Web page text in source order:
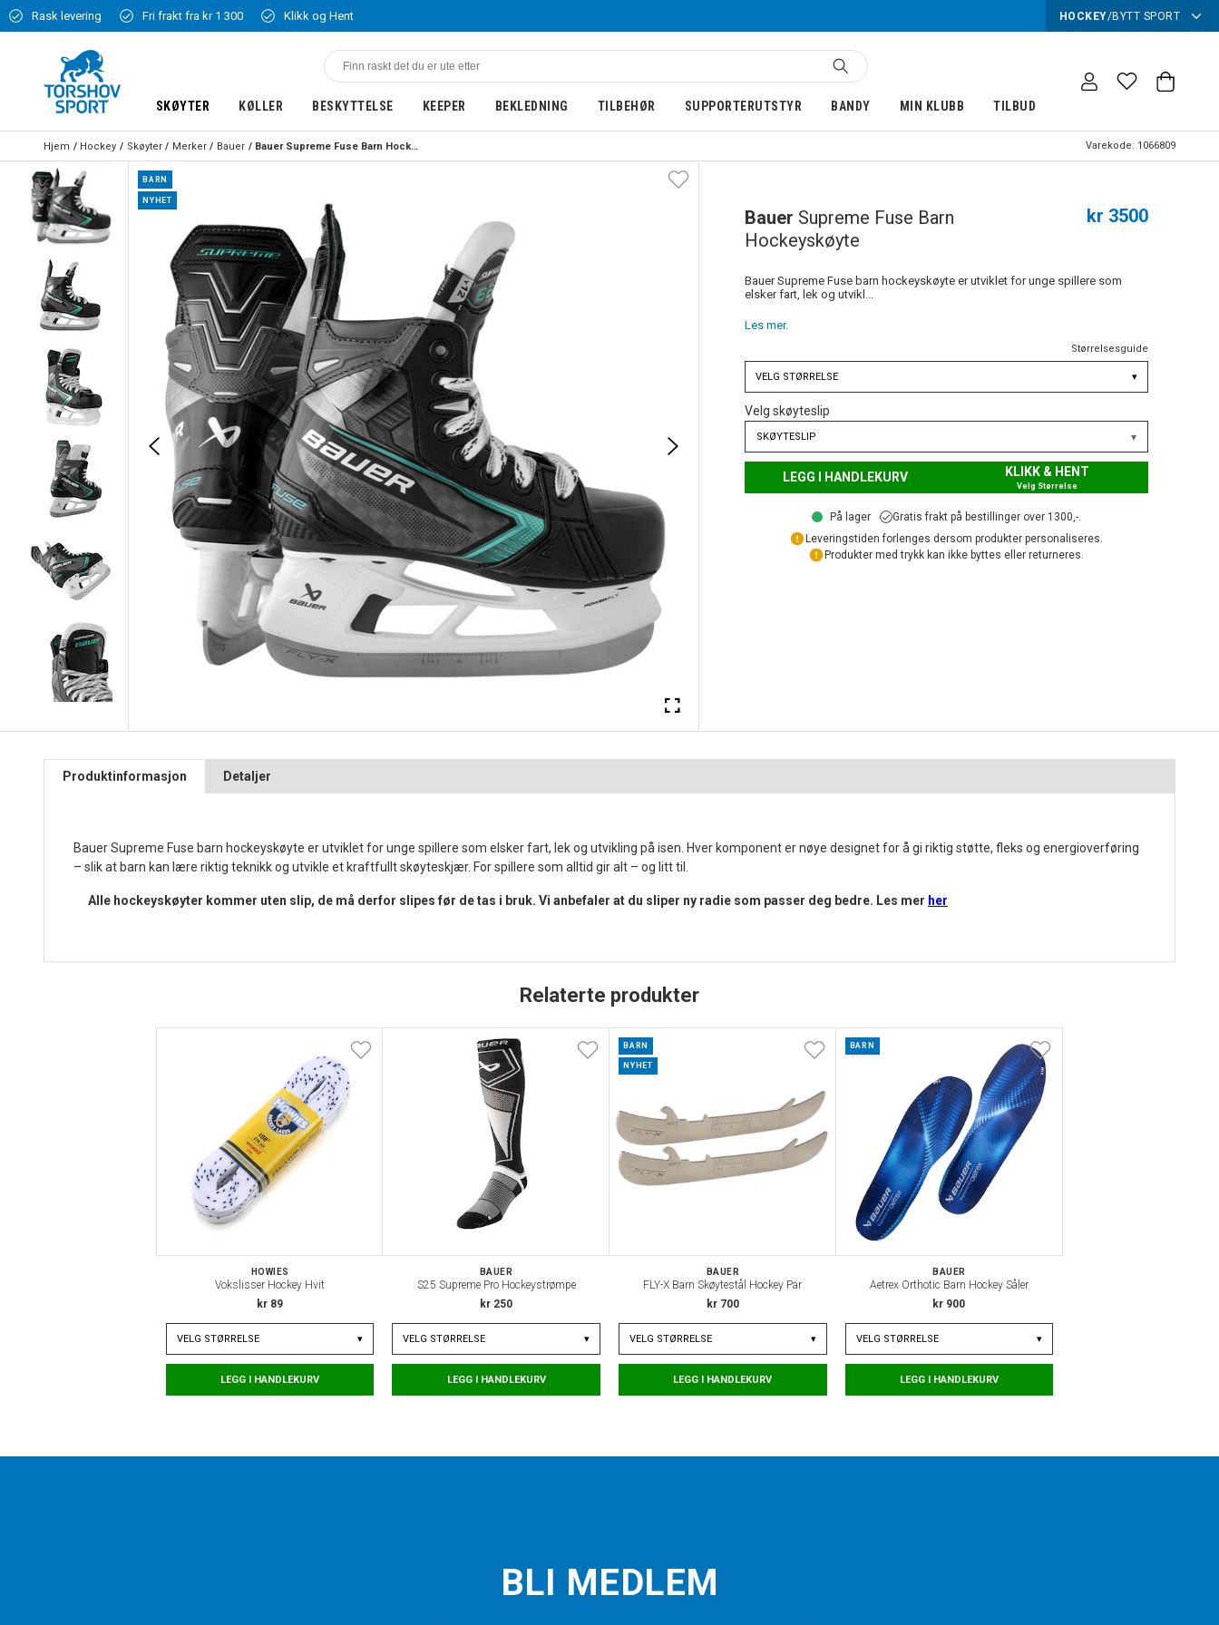
Rask levering Fri frakt fra kr 1 300 Klikk og Hent HOCKEY/BYTT SPORT
SKØYTER KØLLER BESKYTTELSE KEEPER BEKLEDNING TILBEHØR SUPPORTERUTSTYR BANDY MIN KLUBB TILBUD
Hjem Hockey Skøyter Merker Bauer Bauer Supreme Fuse Barn Hockeyskøyte Varekode: 1066809
BARN
NYHET
Bauer Supreme Fuse Barn
Hockeyskøyte
kr 3500
Bauer Supreme Fuse barn hockeyskøyte er utviklet for unge spillere som
elsker fart, lek og utvikl...
Les mer.
Størrelsesguide
VELG STØRRELSE ▾
Velg skøyteslip
SKØYTESLIP ▾
LEGG I HANDLEKURV KLIKK & HENT
Velg Størrelse
På lager
Gratis frakt på bestillinger over 1300,-.
Leveringstiden forlenges dersom produkter personaliseres.
Produkter med trykk kan ikke byttes eller returneres.
Produktinformasjon Detaljer
Bauer Supreme Fuse barn hockeyskøyte er utviklet for unge spillere som elsker fart, lek og utvikling på isen. Hver komponent er nøye designet for å gi riktig støtte, fleks og energioverføring
– slik at barn kan lære riktig teknikk og utvikle et kraftfullt skøyteskjær. For spillere som alltid gir alt – og litt til.
Alle hockeyskøyter kommer uten slip, de må derfor slipes før de tas i bruk. Vi anbefaler at du sliper ny radie som passer deg bedre. Les mer her
Relaterte produkter
HOWIES
Vokslisser Hockey Hvit
kr 89
VELG STØRRELSE ▾
LEGG I HANDLEKURV
BAUER
S25 Supreme Pro Hockeystrømpe
kr 250
VELG STØRRELSE ▾
LEGG I HANDLEKURV
BARN
NYHET
BAUER
FLY-X Barn Skøytestål Hockey Par
kr 700
VELG STØRRELSE ▾
LEGG I HANDLEKURV
BARN
BAUER
Aetrex Orthotic Barn Hockey Såler
kr 900
VELG STØRRELSE ▾
LEGG I HANDLEKURV
BLI MEDLEM